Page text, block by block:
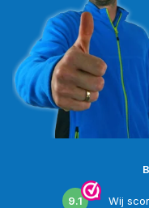
9.1 Wij